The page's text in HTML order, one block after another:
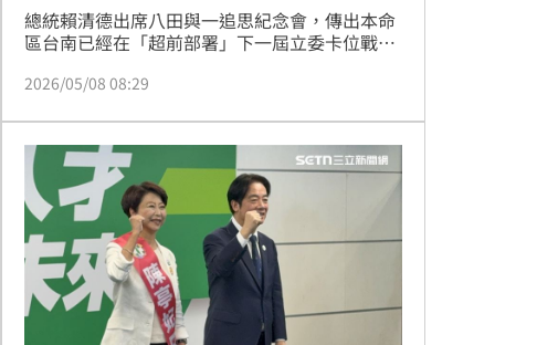
總統賴清德出席八田與一追思紀念會，傳出本命
區台南已經在「超前部署」下一屆立委卡位戰！
上市長，第3選區要補選，湧言會王定宇延攬郭
這些傳言，林俊憲表示不可能入閣，要爭取連
任；王定宇私下說，編故事不回應。
2026/05/08 08:29